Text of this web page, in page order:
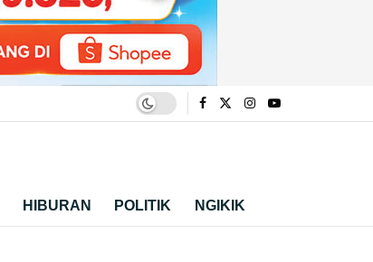
HIBURAN POLITIK NGIKIK